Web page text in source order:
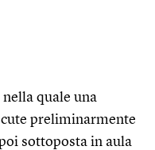
quale una
preliminarmente
sottoposta in aula